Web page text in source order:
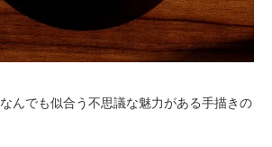
んでも似合う不思議な魅力がある手描きの